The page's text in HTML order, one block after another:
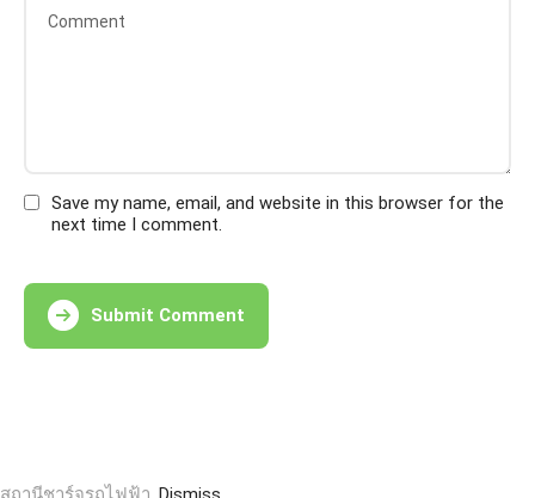
Save my name, email, and website in this browser for the
next time I comment.
Submit Comment